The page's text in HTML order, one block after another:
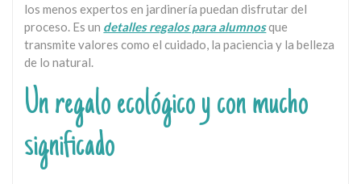
los menos expertos en jardinería puedan disfrutar del
proceso. Es un detalles regalos para alumnosque
transmite valores como el cuidado, la paciencia y la belleza
de lo natural.
Un regalo ecológico y con mucho
significado